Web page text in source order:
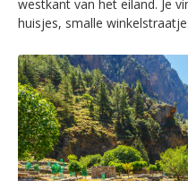
westkant van het eiland. Je
huisjes, smalle